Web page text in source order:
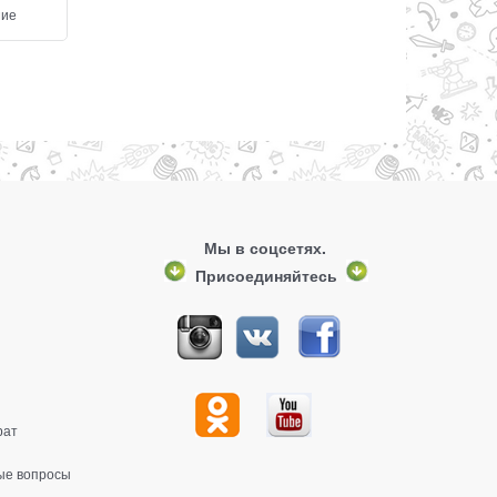
Добавить в
вопросы
Мы в соцсетях.
Присоединяйтесь